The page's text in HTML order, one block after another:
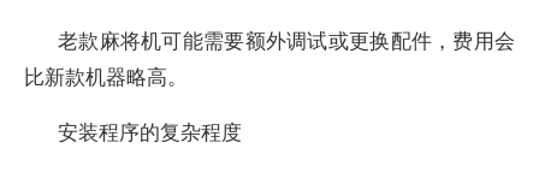
老款麻将机可能需要额外调试或更换配件，费用会
比新款机器略高。
安装程序的复杂程度